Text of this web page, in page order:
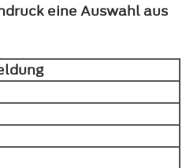
eine Auswahl aus